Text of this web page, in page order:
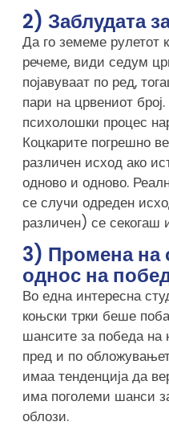
2) Заблудата
Да го земеме рулетот
речеме, види седум
појавуваат по ред,
пари на црвениот
психолошки процес
Коцкарите погрешно
различен исход ако
одново и одново.
се случи одреден
различен) се секогаш
3) Промена на
однос на
Во една интересна
коњски трки беше
шансите за победа
пред и по
имаа тенденција да
има поголеми шанси
облози.